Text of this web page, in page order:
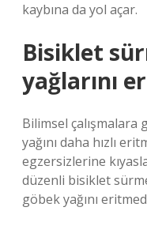
kaybına da yol açar.
Bisiklet
yağlarını
Bilimsel
yağını daha hızlı
egzersizlerine
düzenli bisiklet
göbek yağını